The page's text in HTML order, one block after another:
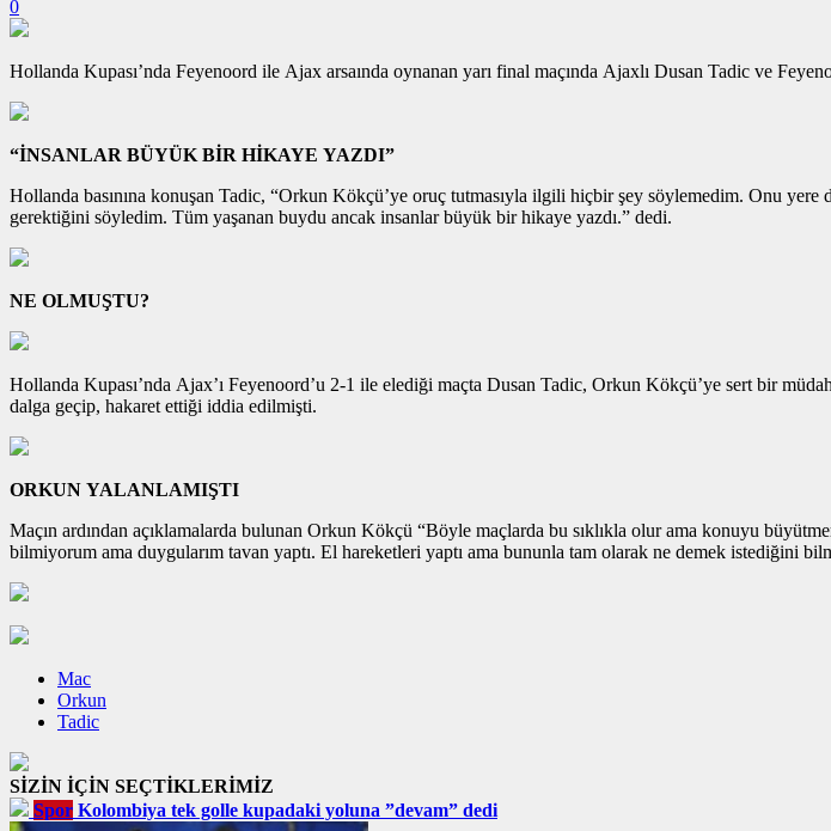
0
Hollanda Kupası’nda Feyenoord ile Ajax arsaında oynanan yarı final maçında Ajaxlı Dusan Tadic ve
“İNSANLAR BÜYÜK BİR HİKAYE YAZDI”
Hollanda basınına konuşan Tadic, “Orkun Kökçü’ye oruç tutmasıyla ilgili hiçbir şey söylemedim. Onu yere
gerektiğini söyledim. Tüm yaşanan buydu ancak insanlar büyük bir hikaye yazdı.” dedi.
NE OLMUŞTU?
Hollanda Kupası’nda Ajax’ı Feyenoord’u 2-1 ile elediği maçta Dusan Tadic, Orkun Kökçü’ye sert bir
dalga geçip, hakaret ettiği iddia edilmişti.
ORKUN YALANLAMIŞTI
Maçın ardından açıklamalarda bulunan Orkun Kökçü “Böyle maçlarda bu sıklıkla olur ama konuyu
bilmiyorum ama duygularım tavan yaptı. El hareketleri yaptı ama bununla tam olarak ne demek istediğini
Mac
Orkun
Tadic
SİZİN İÇİN SEÇTİKLERİMİZ
Spor Kolombiya tek golle kupadaki yoluna ”devam” dedi